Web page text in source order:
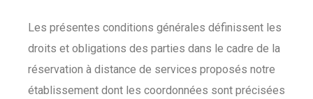
Les présentes conditions générales définissent les
droits et obligations des parties dans le cadre de la
réservation à distance de services proposés notre
établissement dont les coordonnées sont précisées